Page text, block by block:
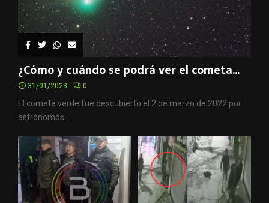
¿Cómo y cuándo se podrá ver el cometa...
31/01/2023 0
El cometa verde fue descubierto el 2 de marzo de 2022 por
astrónomos...